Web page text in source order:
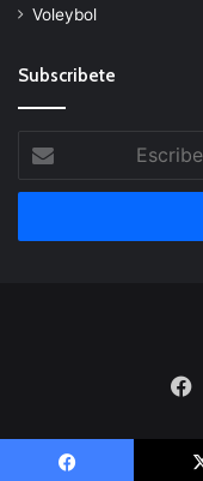
Voleybol
Subscribete
tu
correo